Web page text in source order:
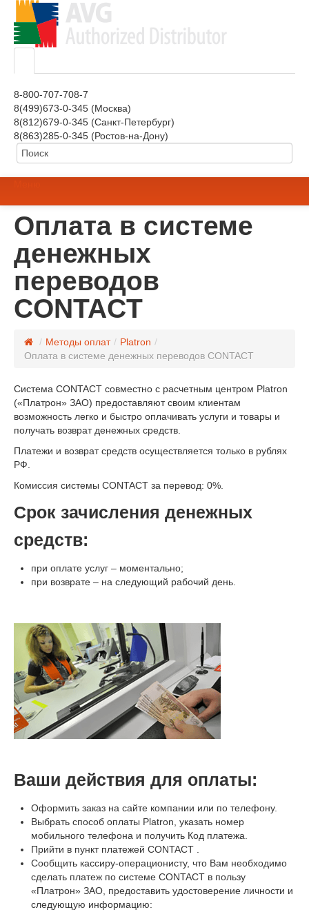
8-800-707-708-7
8(499)673-0-345 (Москва)
8(812)679-0-345 (Санкт-Петербург)
8(863)285-0-345 (Ростов-на-Дону)
Оплата в системе
денежных
переводов
CONTACT
/ Методы оплат / Platron /
Оплата в системе денежных переводов CONTACT
Система CONTACT совместно с расчетным центром Platron
(«Платрон» ЗАО) предоставляют своим клиентам
возможность легко и быстро оплачивать услуги и товары и
получать возврат денежных средств.
Платежи и возврат средств осуществляется только в рублях
РФ.
Комиссия системы CONTACT за перевод: 0%.
Срок зачисления денежных
средств:
при оплате услуг – моментально;
при возврате – на следующий рабочий день.
Ваши действия для оплаты:
Оформить заказ на сайте компании или по телефону.
Выбрать способ оплаты Platron, указать номер
мобильного телефона и получить Код платежа.
Прийти в пункт платежей CONTACT .
Сообщить кассиру-операционисту, что Вам необходимо
сделать платеж по системе CONTACT в пользу
«Платрон» ЗАО, предоставить удостоверение личности и
следующую информацию: